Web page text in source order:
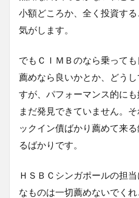
小額どころか、全く投資す
気がします。
でもＣＩＭＢのなら乗って
薦めなら良いかとか、どう
すが、パフォーマンス的に
まだ発見できていません。
ックイン債ばかり薦めて来
るばかりです。
ＨＳＢＣシンガポールの担
なものは一切薦めないでく